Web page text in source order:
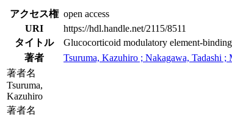
アクセス権 open access
URI
https://hdl.handle.net/2115/8511
タイトル
Glucocorticoid modulatory element-
著者
Tsuruma, Kazuhiro ; Nakagawa, Tadashi
著者名
Tsuruma,
Kazuhiro
著者名